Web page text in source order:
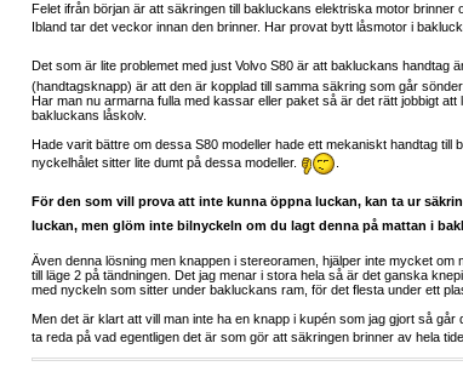
Felet ifrån början är att säkringen till bakluckans elektriska motor
Ibland tar det veckor innan den brinner. Har provat bytt låsmotor i
Det som är lite problemet med just Volvo S80 är att bakluckans
(handtagsknapp) är att den är kopplad till samma säkring som går
Har man nu armarna fulla med kassar eller paket så är det rätt jobbigt
bakluckans låskolv.
Hade varit bättre om dessa S80 modeller hade ett mekaniskt handtag
nyckelhålet sitter lite dumt på dessa modeller.
För den som vill prova att inte kunna öppna luckan, kan ta ur
luckan, men glöm inte bilnyckeln om du lagt denna på mattan i
Även denna lösning men knappen i stereoramen, hjälper inte mycket
till läge 2 på tändningen. Det jag menar i stora hela så är det ganska
med nyckeln som sitter under bakluckans ram, för det flesta under ett
Men det är klart att vill man inte ha en knapp i kupén som jag gjort så
ta reda på vad egentligen det är som gör att säkringen brinner av hela